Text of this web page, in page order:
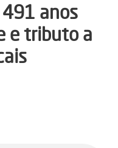
anos
e tributo a